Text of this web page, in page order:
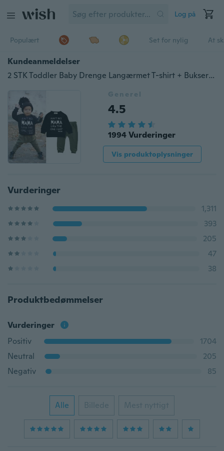
Log på
Populært Set for nylig At
Kundeanmeldelser
2 STK Toddler Baby Drenge Langærmet T-shirt + Bukser Outfits Sæt træningsdragt
Generel
4.5
1994 Vurderinger
Vis produktoplysninger
Vurderinger
1,311
393
205
47
38
Produktbedømmelser
Vurderinger
Positiv
1704
Neutral
205
Negativ
85
Alle Billede Mest nyttigt